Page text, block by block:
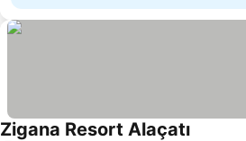
Zigana Resort Alaçatı